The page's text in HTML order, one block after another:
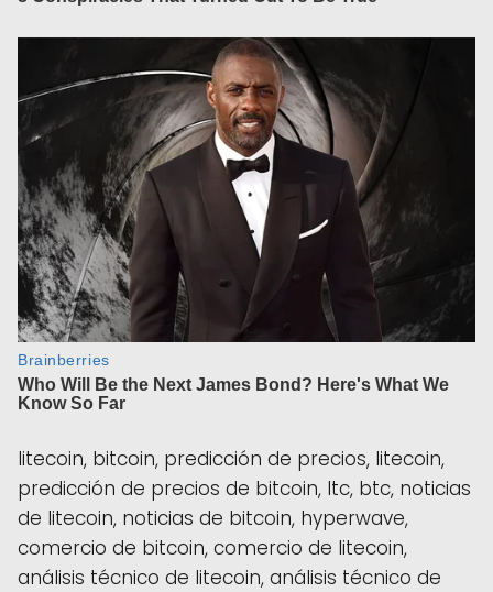
litecoin, bitcoin, predicción de precios, litecoin,
predicción de precios de bitcoin, ltc, btc, noticias
de litecoin, noticias de bitcoin, hyperwave,
comercio de bitcoin, comercio de litecoin,
análisis técnico de litecoin, análisis técnico de